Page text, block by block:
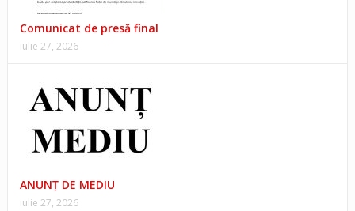
Comunicat de presă final
iulie 27, 2026
ANUNŢ DE MEDIU
iulie 27, 2026